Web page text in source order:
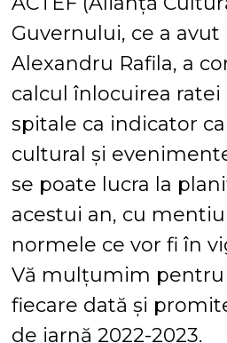
Guvernului, ce a
Alexandru Rafila, a
calcul înlocuirea
spitale ca indicator
cultural și
se poate lucra la
acestui an, cu
normele ce vor fi în
Vă mulțumim pentru
fiecare dată și
de iarnă 2022-2023.